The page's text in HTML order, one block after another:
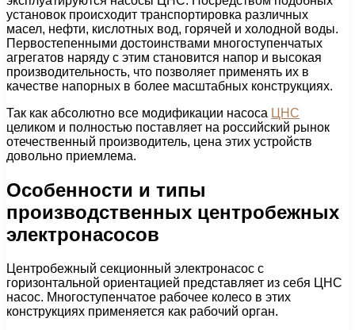
установок происходит транспортировка различных
масел, нефти, кислотных вод, горячей и холодной воды.
Первостепенными достоинствами многоступенчатых
агрегатов наряду с этим становится напор и высокая
производительность, что позволяет применять их в
качестве напорных в более масштабных конструкциях.
Так как абсолютно все модификации насоса ЦНС
целиком и полностью поставляет на российский рынок
отечественный производитель, цена этих устройств
довольно приемлема.
Особенности и типы
производственных центробежных
электронасосов
Центробежный секционный электронасос с
горизонтальной ориентацией представляет из себя ЦНС
насос. Многоступенчатое рабочее колесо в этих
конструкциях применяется как рабочий орган.